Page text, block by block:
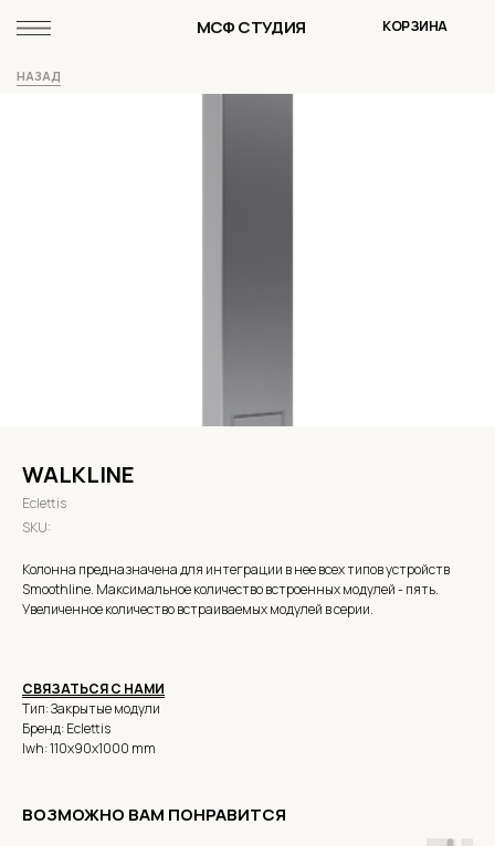
МСФ СТУДИЯ КОРЗИНА
НАЗАД
WALKLINE
Eclettis
SKU:
Колонна предназначена для интеграции в нее всех типов устройств
Smoothline. Максимальное количество встроенных модулей - пять.
Увеличенное количество встраиваемых модулей в серии.
СВЯЗАТЬСЯ С НАМИ
Тип: Закрытые модули
Бренд: Eclettis
lwh: 110x90x1000 mm
ВОЗМОЖНО ВАМ ПОНРАВИТСЯ